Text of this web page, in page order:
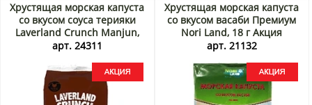
Хрустящая морская капуста
со вкусом соуса терияки
Laverland Crunch Manjun,
Корея, 4,5 г Акция
арт. 24311
Хрустящая морская капуста
со вкусом васаби Премиум
Nori Land, 18 г Акция
арт. 21132